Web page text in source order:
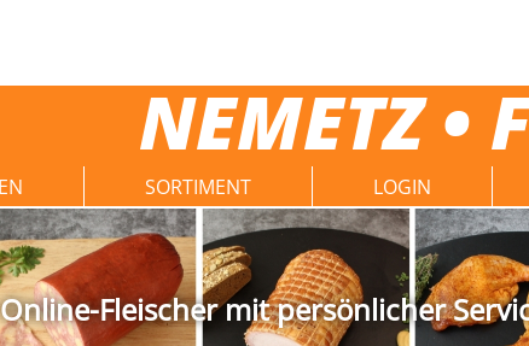
NEMETZ •
SORTIMENT LOGIN
Fleischer mit persönlicher